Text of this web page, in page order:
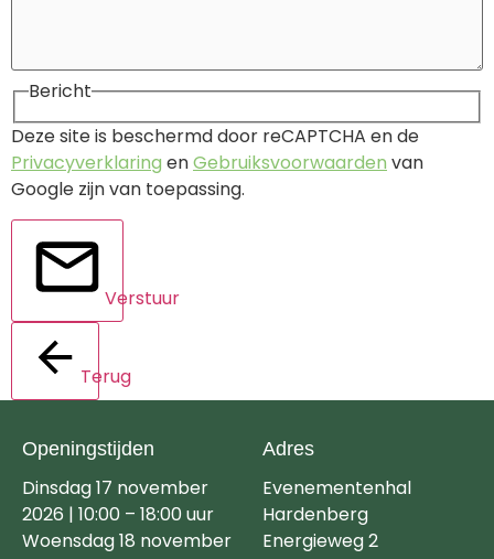
Bericht
Deze site is beschermd door reCAPTCHA en de
Privacyverklaring enGebruiksvoorwaarden van
Google zijn van toepassing.
Verstuur
Terug
Openingstijden
Dinsdag 17 november
2026 | 10:00 – 18:00 uur
Woensdag 18 november
Adres
Evenementenhal
Hardenberg
Energieweg 2